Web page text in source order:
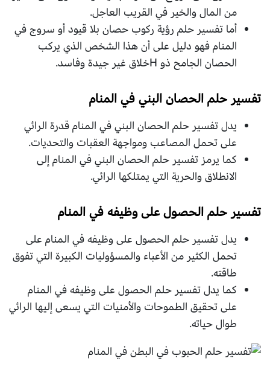
من المال والخير في القريب العاجل.
أما تفسير حلم رؤية ركوب حصان بلا قيود أو سروج في
المنام فهو دليل على أن هذا الشخص الذي يركب
الحصان الجامح ذو Hخلاق غير جيدة وفاسد.
تفسير حلم الحصان البني في المنام
يدل تفسير حلم الحصان البني في المنام قدرة الرائي
على تحمل المصاعب ومواجهة العقبات والتحديات.
كما يرمز تفسير حلم الحصان البني في المنام إلى
الانطلاق والحرية التي يمتلكها الرائي.
تفسير حلم الحصول على وظيفه في المنام
يدل تفسير حلم الحصول على وظيفه في المنام على
تحمل الكثير من الأعباء والمسؤوليات الكبيرة التي تفوق
طاقته.
كما يدل تفسير حلم الحصول على وظيفه في المنام
على تحقيق الطموحات والأمنيات التي يسعى إليها الرائي
طوال حياته.